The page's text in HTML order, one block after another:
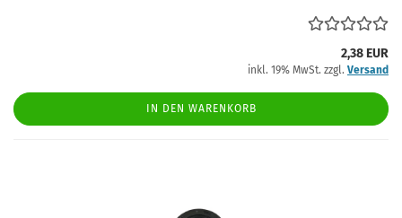
2,38 EUR
inkl. 19% MwSt. zzgl. Versand
IN DEN WARENKORB